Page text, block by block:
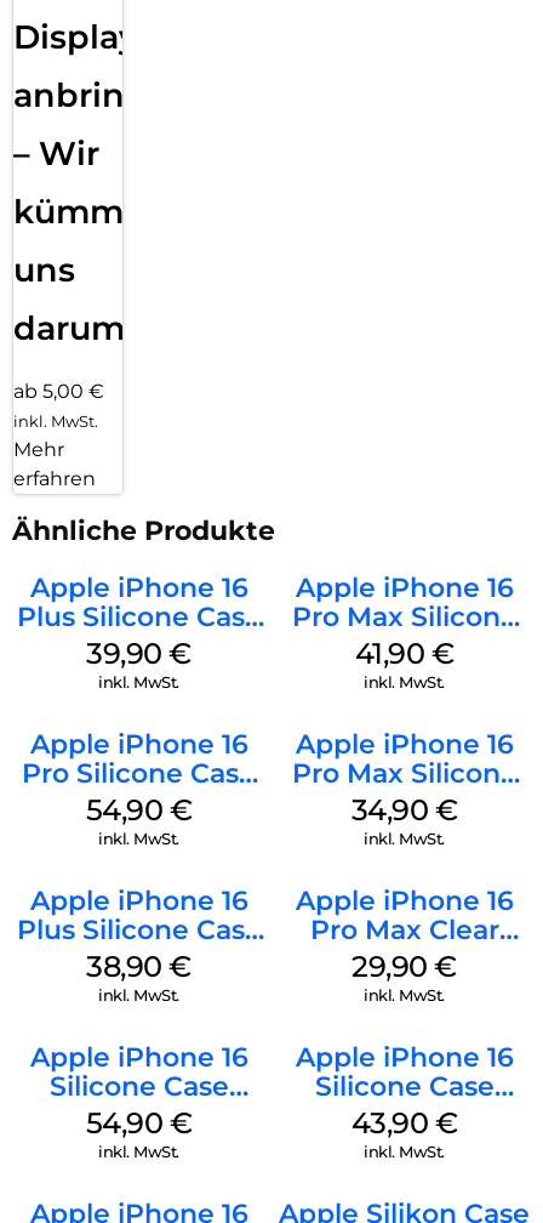
Displayfolie
anbringen
– Wir
kümmern
uns
darum!
ab 5,00 €
inkl. MwSt.
Mehr
erfahren
Ähnliche Produkte
Apple iPhone 16
Plus Silicone Case
MagSafe Plum
39,90€
inkl. MwSt.
Apple iPhone 16
Pro Max Silicone
Case MagSafe
Ultramarine
41,90 €
inkl. MwSt.
Apple iPhone 16
Pro Silicone Case
MagSafe Black
54,90 €
inkl. MwSt.
Apple iPhone 16
Pro Max Silicone
Case MagSafe
Denim
34,90 €
inkl. MwSt.
Apple iPhone 16
Plus Silicone Case
MagSafe Denim
38,90€
inkl. MwSt.
Apple iPhone 16
Pro Max Clear
Case MagSafe
Transparent
29,90€
inkl. MwSt.
Apple iPhone 16
Silicone Case
MagSafe Lake
Green
54,90 €
inkl. MwSt.
Apple iPhone 16
Silicone Case
MagSafe Plum
43,90 €
inkl. MwSt.
Apple iPhone 16 Apple Silikon Case